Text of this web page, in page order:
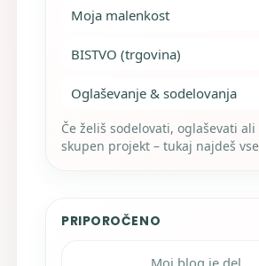
Moja malenkost
BISTVO (trgovina)
Oglaševanje & sodelovanja
Če želiš sodelovati, oglaševati
skupen projekt – tukaj najdeš
PRIPOROČENO